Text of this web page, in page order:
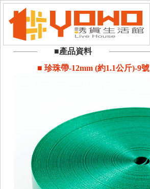
■產品資料
■ 珍珠帶-12mm (約1.1公斤)-9號